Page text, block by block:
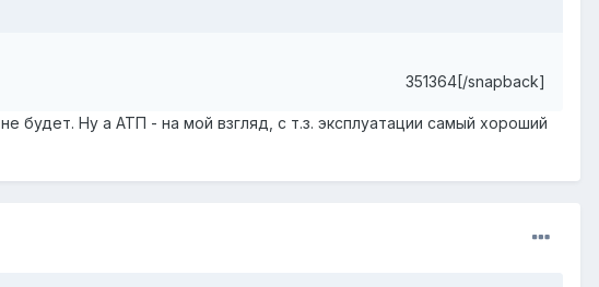
351364[/snapback]
будет. Ну а АТП - на мой взгляд, с т.з. эксплуатации самый хороший